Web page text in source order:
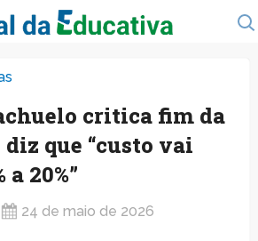
critica fim da
diz que “custo vai
20%”
24 de maio de 2026